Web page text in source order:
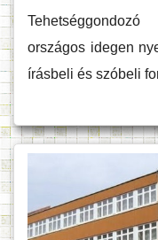
országos idegen
írásbeli és szóbeli